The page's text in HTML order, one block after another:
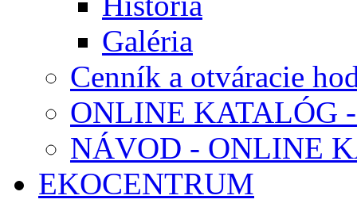
Galéria
Cenník a otváracie
ONLINE KATALÓG
NÁVOD - ONLINE
EKOCENTRUM